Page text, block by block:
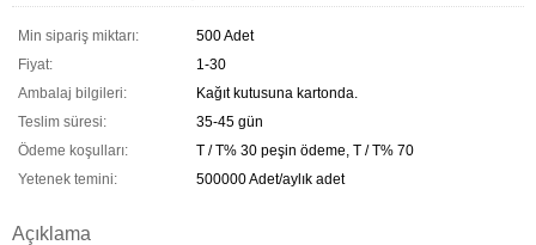
Min sipariş miktarı:
500 Adet
Fiyat:
1-30
Ambalaj bilgileri:
Kağıt kutusuna kartonda.
Teslim süresi:
35-45 gün
Ödeme koşulları:
T / T% 30 peşin ödeme, T / T% 70
Yetenek temini:
500000 Adet/aylık adet
Açıklama